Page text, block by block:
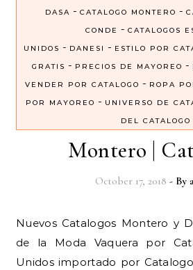
DASA - CATALOGO MONTERO -
CONDE
- CATALOGOS
UNIDOS - DANESI - ESTILO POR
GRATIS - PRECIOS DE MAYOREO -
VENDER POR CATALOGO - ROPA
POR MAYOREO - UNIVERSO DE
DEL CATALOGO
Montero |
October 17, 2018 - By
Nuevos Catalogos Montero y Danesi | Lo Ultimo
de la Moda Vaquera por
Unidos importado por